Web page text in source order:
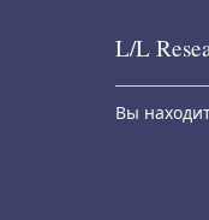
Skip to
L/L
Вы